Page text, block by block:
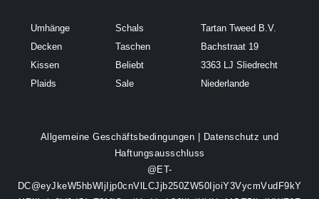
Umhänge
Decken
Kissen
Plaids
Schals
Taschen
Beliebt
Sale
Tartan Tweed B.V.
Bachstraat 19
3363 LJ Sliedrecht
Niederlande
Allgemeine Geschäftsbedingungen
Datenschutz und
Haftungsausschluss
@ET-
DC@eyJkeW5hbWljIjp0cnVlLCJjb250ZW50IjoiY3VycmVudF9kY